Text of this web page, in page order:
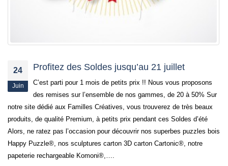
24
Juin
Profitez des Soldes jusqu’au 21 juillet
C’est parti pour 1 mois de petits prix !! Nous vous proposons
des remises sur l’ensemble de nos gammes, de 20 à 50% Sur
notre site dédié aux Familles Créatives, vous trouverez de très beaux
produits, de qualité Premium, à petits prix pendant ces Soldes d’été
Alors, ne ratez pas l’occasion pour découvrir nos superbes puzzles bois
Happy Puzzle®, nos sculptures carton 3D carton Cartonic®, notre
papeterie rechargeable Komoni®,….